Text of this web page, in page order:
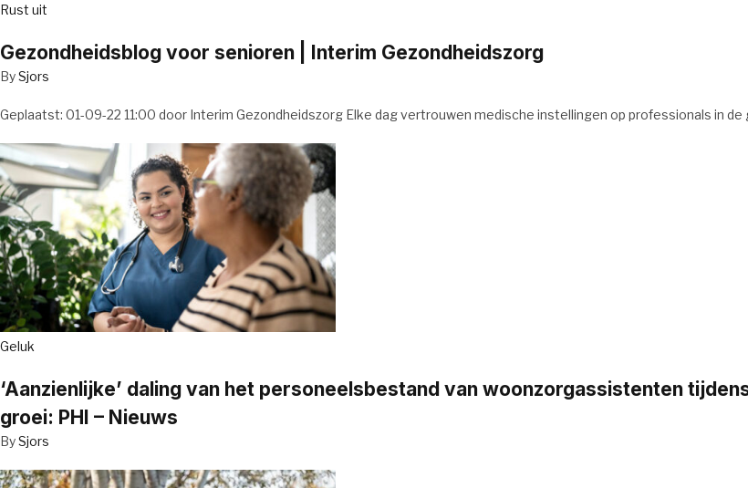
Rust uit
Gezondheidsblog voor senioren | Interim Gezondheidszorg
BySjors
Geplaatst: 01-09-22 11:00 door Interim Gezondheidszorg Elke dag vertrouwen medische instellingen op professionals in
Geluk
‘Aanzienlijke’ daling van het personeelsbestand van woonzorgassistenten
groei: PHI – Nieuws
BySjors